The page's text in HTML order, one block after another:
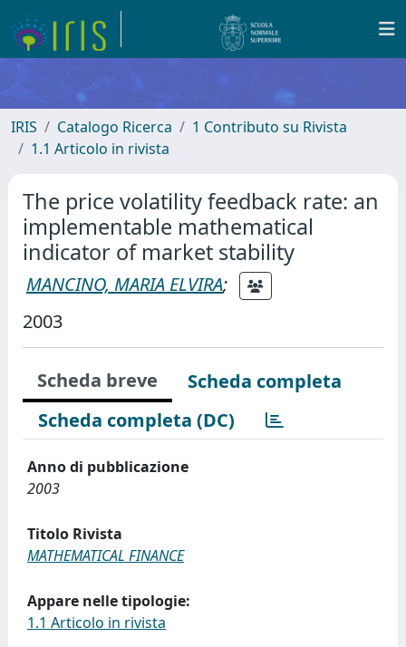
IRIS Catalogo Ricerca
1 Contributo su Rivista
1.1 Articolo in rivista
The price volatility feedback rate: an
implementable mathematical
indicator of market stability
MANCINO, MARIA ELVIRA;
2003
Scheda breve
Scheda completa
Scheda completa (DC)
Anno di pubblicazione
2003
Titolo Rivista
MATHEMATICAL FINANCE
Appare nelle tipologie:
1.1 Articolo in rivista